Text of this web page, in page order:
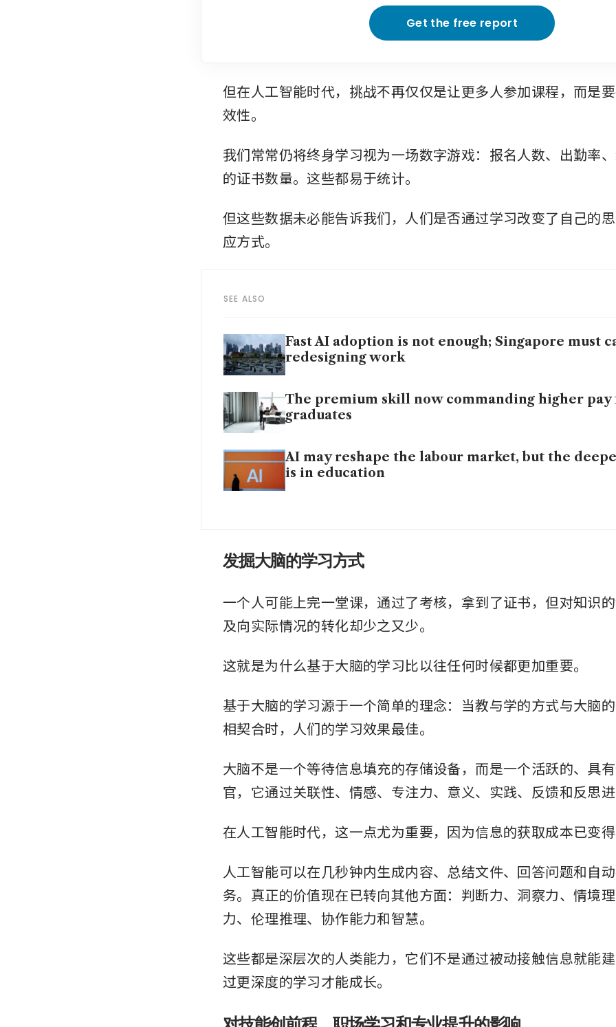
Get the free report
但在人工智能时代，挑战不再仅仅是让更多人参加课程，而是
效性。
我们常常仍将终身学习视为一场数字游戏：报名人数、出勤率
的证书数量。这些都易于统计。
但这些数据未必能告诉我们，人们是否通过学习改变了自己的
应方式。
SEE ALSO
Fast AI adoption is not enough; Singapore must
redesigning work
The premium skill now commanding higher pay
graduates
AI may reshape the labour market, but the
is in education
发掘大脑的学习方式
一个人可能上完一堂课，通过了考核，拿到了证书，但对知识
及向实际情况的转化却少之又少。
这就是为什么基于大脑的学习比以往任何时候都更加重要。
基于大脑的学习源于一个简单的理念：当教与学的方式与大脑
相契合时，人们的学习效果最佳。
大脑不是一个等待信息填充的存储设备，而是一个活跃的、具
官，它通过关联性、情感、专注力、意义、实践、反馈和反思
在人工智能时代，这一点尤为重要，因为信息的获取成本已变
人工智能可以在几秒钟内生成内容、总结文件、回答问题和自
务。真正的价值现在已转向其他方面：判断力、洞察力、情境
力、伦理推理、协作能力和智慧。
这些都是深层次的人类能力，它们不是通过被动接触信息就能
过更深度的学习才能成长。